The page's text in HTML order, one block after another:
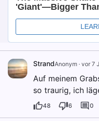
StrandAnonym · vor 7
Auf meinem
so traurig, ich
48 6 0